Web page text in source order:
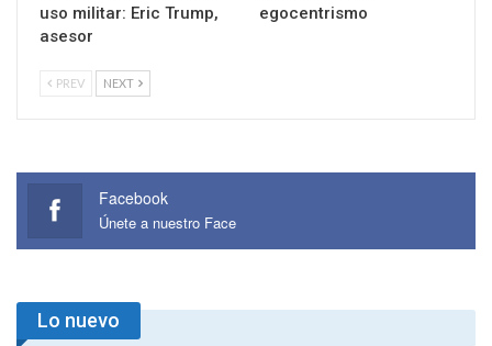
uso militar: Eric Trump,
asesor
egocentrismo
PREV NEXT
Facebook
Únete a nuestro Face
Lo nuevo